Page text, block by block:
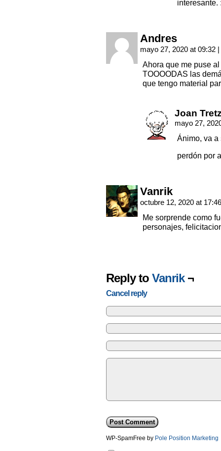
interesante.
Andres
mayo 27, 2020 at 09:32 |
Ahora que me puse
TOOOODAS las
que tengo material
Joan
mayo 27,
Ánimo, va
perdón por
Vanrik
octubre 12, 2020 at
Me sorprende como
personajes,
Reply to Vanrik¬
Cancel reply
WP-SpamFree by Pole Position Marketing